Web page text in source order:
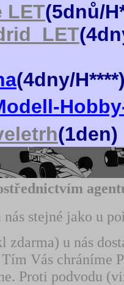
LET(5dnů/
(4dn
(4dny/
(1den)
stejné jako u
zdarma) u nás
Vás chráníme
Proti podvodu